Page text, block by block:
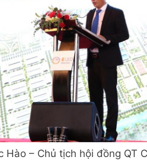
Hào – Chủ tịch hội đồng QT